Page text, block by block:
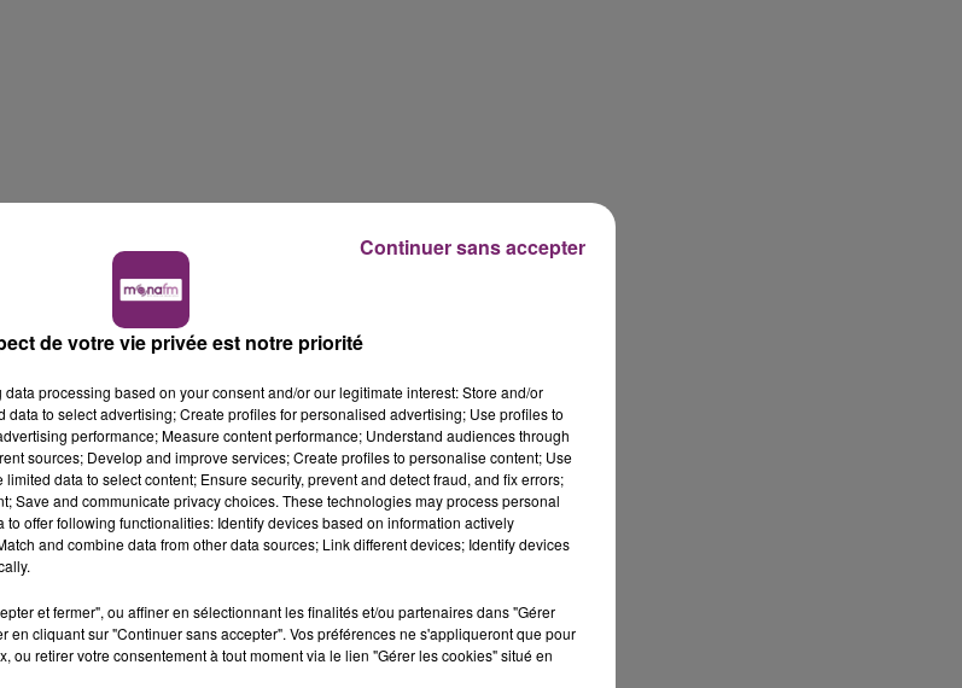
de votre vie privée est notre priorité
processing based on your consent and/or our legitimate interest: Store and/or
to select advertising; Create profiles for personalised advertising; Use profiles to
performance; Measure content performance; Understand audiences through
sources; Develop and improve services; Create profiles to personalise content; Use
data to select content; Ensure security, prevent and detect fraud, and fix errors;
Save and communicate privacy choices. These technologies may process personal
offer following functionalities: Identify devices based on information actively
and combine data from other data sources; Link different devices; Identify devices
et fermer", ou affiner en sélectionnant les finalités et/ou partenaires dans "Gérer
en cliquant sur "Continuer sans accepter". Vos préférences ne s'appliqueront que pour
ou retirer votre consentement à tout moment via le lien "Gérer les cookies" situé en
Continuer sans accepter